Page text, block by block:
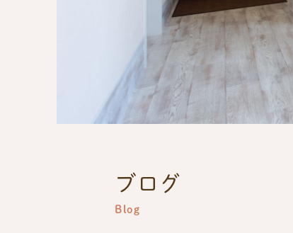
ブログ
Blog